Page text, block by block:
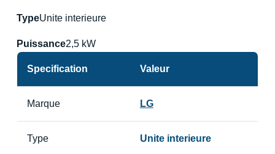
TypeUnite interieure
Puissance2,5 kW
Specification Valeur
Marque LG
Type Unite interieure